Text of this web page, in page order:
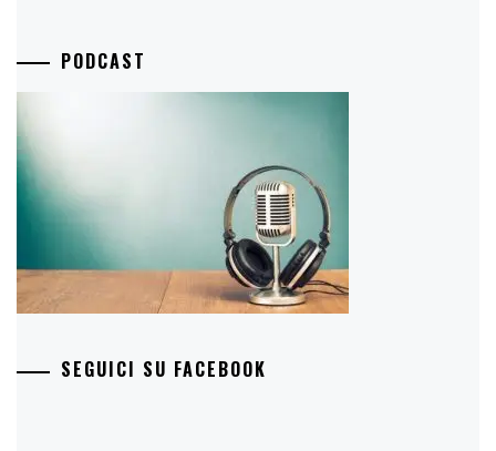
PODCAST
SEGUICI SU FACEBOOK